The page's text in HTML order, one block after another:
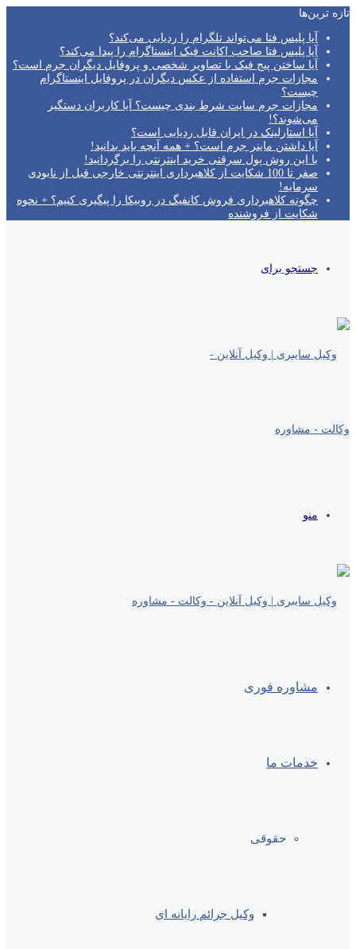
تازه‌ ترین‌ها
آیا پلیس فتا می‌تواند تلگرام را ردیابی می‌کند؟
آیا پلیس فتا صاحب اکانت فیک اینستاگرام را پیدا می‌کند؟
آیا ساختن پیج فیک با تصاویر شخصی و پروفایل دیگران جرم است؟
مجازات جرم استفاده از عکس دیگران در پروفایل اینستاگرام
چیست؟
مجازات جرم سایت شرط بندی چیست؟ آیا کاربران دستگیر
می‌شوند؟!
آیا استارلینک در ایران قابل ردیابی است؟
آیا داشتن ماینر جرم است؟ + همه آنچه باید بدانید!
با این روش پول سرقتی خرید اینترنتی را برگردانید!
صفر تا 100 شکایت از کلاهبرداری اینترنتی خارجی قبل از نابودی
سرمایه!
چگونه کلاهبرداری فروش کانفیگ در روبیکا را پیگیری کنیم؟ + نحوه
شکایت از فروشنده
جستجو برای
منو
مشاوره فوری
خدمات ما
حقوقی
وکیل جرائم رایانه ای